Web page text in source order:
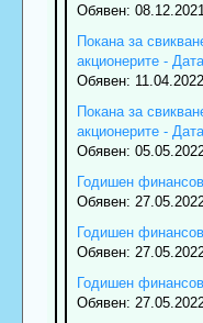
Обявен: 08.12.2021
Покана за
акционерите -
Обявен: 11.04.2022
Покана за
акционерите -
Обявен:
Годишен
Обявен:
Годишен
Обявен:
Годишен
Обявен: